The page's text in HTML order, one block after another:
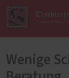
Wenige